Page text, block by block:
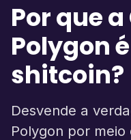
Por que
Polygon
shitcoin?
Desvende a
Polygon por